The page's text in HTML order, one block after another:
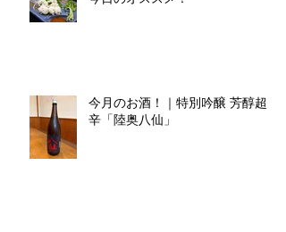
今月のお酒！｜特別吟醸 芳醇超
辛「陸奥八仙」